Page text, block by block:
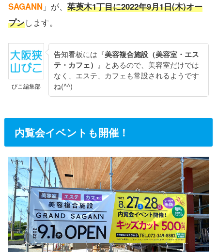
SAGANN 」が、 茱萸木1丁目に2022年9月1日(木)オー
プンします。
びこ編集部
告知看板には『美容複合施設（美容室・エス
テ・カフェ）
』とあるので、美容室だけでは
なく、エステ、カフェも常設されるようです
ね(^^)
内覧会イベントも開催！